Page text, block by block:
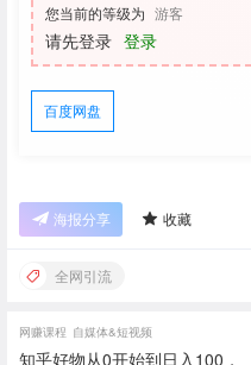
您当前的等级为 游客
请先登录 登录
百度网盘
海报分享 收藏
全网引流
网赚课程 自媒体&短视频
知乎好物从0开始到日入100，